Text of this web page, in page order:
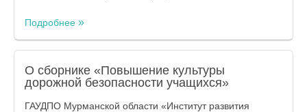
Подробнее
О сборнике «Повышение культуры
дорожной безопасности учащихся»
ГАУДПО Мурманской области «Институт развития